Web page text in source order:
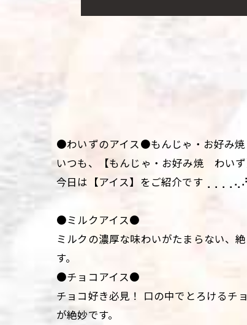
●わいずのアイス●もんじゃ・お好み焼
いつも、【もんじゃ・お好み焼 わいず
今日は【アイス】をご紹介です
●ミルクアイス●
ミルクの濃厚な味わいがたまらない、
す。
●チョコアイス●
チョコ好き必見！ 口の中でとろけるチ
が絶妙です。